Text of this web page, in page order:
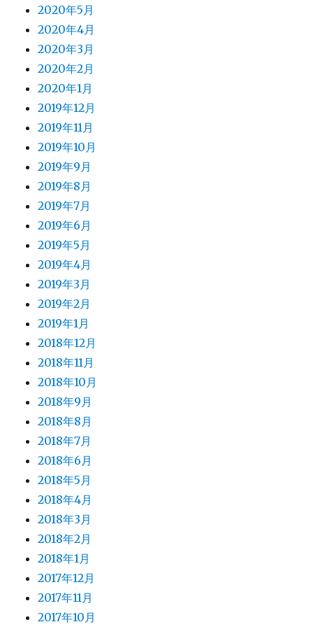
2020年5月
2020年4月
2020年3月
2020年2月
2020年1月
2019年12月
2019年11月
2019年10月
2019年9月
2019年8月
2019年7月
2019年6月
2019年5月
2019年4月
2019年3月
2019年2月
2019年1月
2018年12月
2018年11月
2018年10月
2018年9月
2018年8月
2018年7月
2018年6月
2018年5月
2018年4月
2018年3月
2018年2月
2018年1月
2017年12月
2017年11月
2017年10月